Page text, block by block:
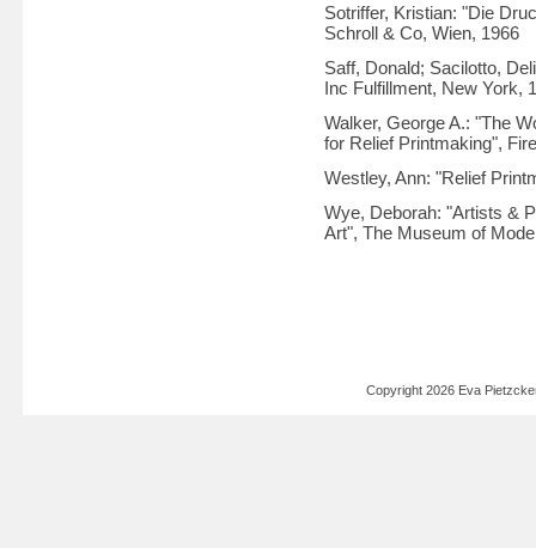
Sotriffer, Kristian: "Die
Schroll & Co, Wien, 1966
Saff, Donald; Sacilotto,
Inc Fulfillment, New York,
Walker, George A.: "The
for Relief Printmaking",
Westley, Ann: "Relief
Wye, Deborah: "Artists &
Art", The Museum of
Copyright 2026 Eva